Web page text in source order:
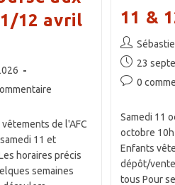
12 avril
:
de l'AFC
11 et
horaires précis
semaines
11 &
Auteur/
de
publication :
Publication
publiée :
23
publication :
0
Samedi 11
octobre
Enfants
dépôt/
tous Pour